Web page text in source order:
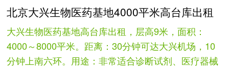
北京大兴生物医药基地4000平米高台库出租
大兴生物医药基地高台库出租，层高9米，面积：
4000～8000平米。距离：30分钟可达大兴机场，10
分钟上南六环。用途：非常适合诊断试剂、医疗器械